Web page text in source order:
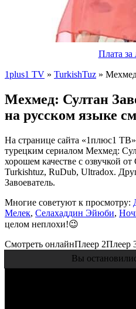
Плата за
1plus1 TV » TurkishTuz »
Мехмед: Султан
на русском языке
На странице сайта «1плюс1
турецким сериалом Мехмед:
хорошем качестве с озвучкой
Turkishtuz, RuDub, Ultradox.
Завоеватель.
Многие советуют к просмотру:
Мелек, Селахаддин Эйюби,
целом неплохи!😉
Смотреть онлайнПлеер 2Плеер
Вы